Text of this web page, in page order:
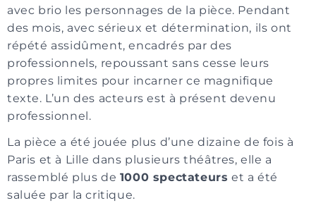
avec brio les personnages de la pièce. Pendant
des mois, avec sérieux et détermination, ils ont
répété assidûment, encadrés par des
professionnels, repoussant sans cesse leurs
propres limites pour incarner ce magnifique
texte. L’un des acteurs est à présent devenu
professionnel.
La pièce a été jouée plus d’une dizaine de fois à
Paris et à Lille dans plusieurs théâtres, elle a
rassemblé plus de 1000 spectateurs et a été
saluée par la critique.